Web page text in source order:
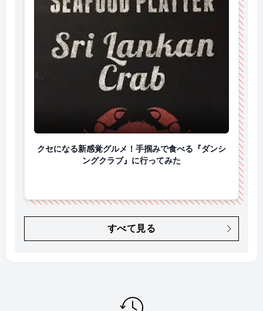
クセになる新感覚グルメ！手掴みで食べる『ダンシ
クセになる新感覚グルメ！手掴みで食べる『ダンシ
ングクラブ』に行ってみた
すべて見る